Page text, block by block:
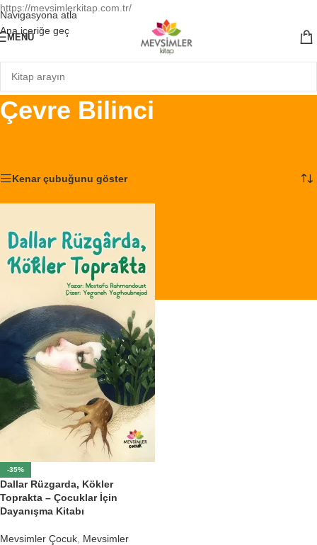
https://mevsimlerkitap.com.tr/
Navigasyona atla
Ana içeriğe geç
MENÜ
Çevre Bilinci
Kenar çubuğunu göster
-35%
Dallar Rüzgarda, Kökler
Toprakta – Çocuklar İçin
Dayanışma Kitabı
Mevsimler Çocuk Mevsimler